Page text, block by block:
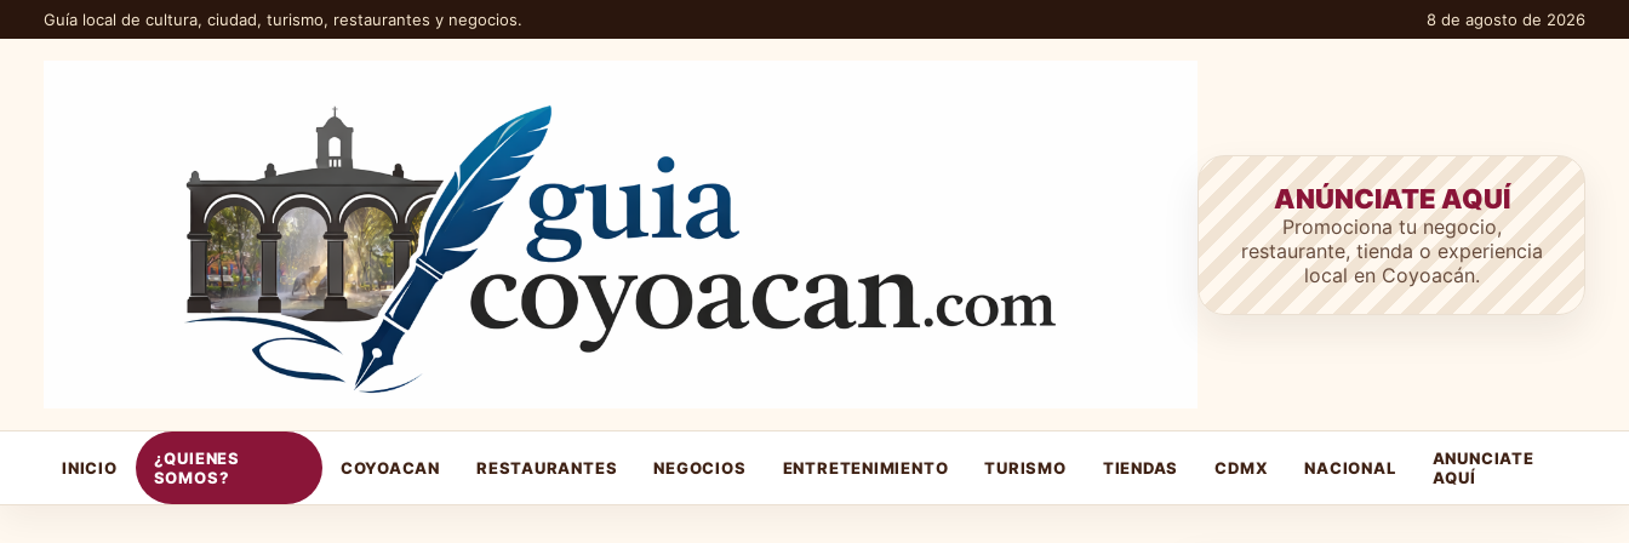
Guía local de cultura, ciudad, turismo, restaurantes y negocios. 8 de agosto de 2026
ANÚNCIATE AQUÍ
Promociona tu negocio,
restaurante, tienda o experiencia
local en Coyoacán.
INICIO
¿QUIENES
SOMOS?
COYOACAN RESTAURANTES NEGOCIOS ENTRETENIMIENTO TURISMO TIENDAS CDMX NACIONAL
ANUNCIATE
AQUÍ